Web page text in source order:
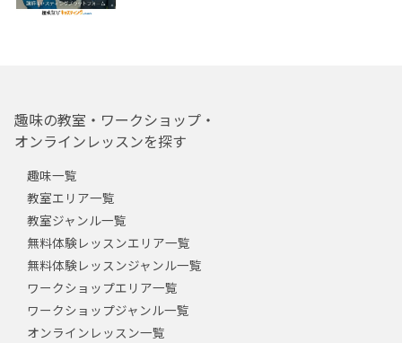
趣味の教室・ワークショップ・
オンラインレッスンを探す
趣味一覧
教室エリア一覧
教室ジャンル一覧
無料体験レッスンエリア一覧
無料体験レッスンジャンル一覧
ワークショップエリア一覧
ワークショップジャンル一覧
オンラインレッスン一覧